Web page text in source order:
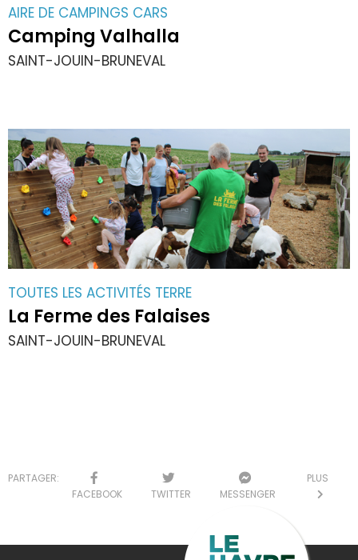
AIRE DE CAMPINGS CARS
Camping Valhalla
SAINT-JOUIN-BRUNEVAL
TOUTES LES ACTIVITÉS TERRE
La Ferme des Falaises
SAINT-JOUIN-BRUNEVAL
PARTAGER:
FACEBOOK
TWITTER MESSENGER
PLUS